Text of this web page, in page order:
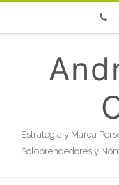
Estrategia y Marca
Soloprendedores y